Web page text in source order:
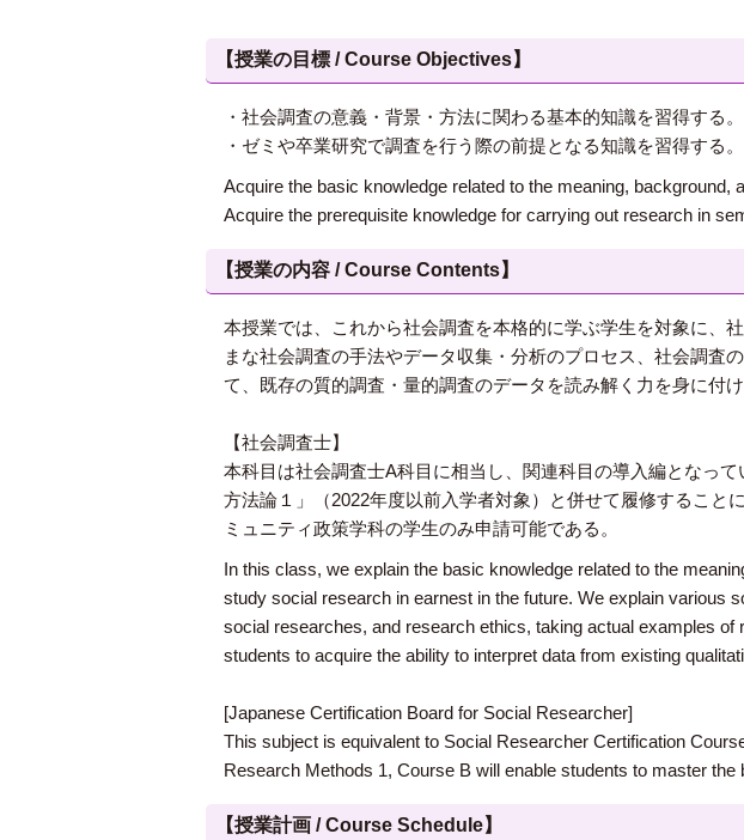
【授業の目標 / Course Objectives】
・社会調査の意義・背景・方法に関わる基本的知識を習得する。
・ゼミや卒業研究で調査を行う際の前提となる知識を習得する。
Acquire the basic knowledge related to the meaning, background,
Acquire the prerequisite knowledge for carrying out research in
【授業の内容 / Course Contents】
本授業では、これから社会調査を本格的に学ぶ学生を対象に、
まな社会調査の手法やデータ収集・分析のプロセス、社会調査
て、既存の質的調査・量的調査のデータを読み解く力を身に付け
【社会調査士】
本科目は社会調査士A科目に相当し、関連科目の導入編となっ
方法論１」（2022年度以前入学者対象）と併せて履修すること
ミュニティ政策学科の学生のみ申請可能である。
In this class, we explain the basic knowledge related to the
study social research in earnest in the future. We explain various
social researches, and research ethics, taking actual examples
students to acquire the ability to interpret data from existing
[Japanese Certification Board for Social Researcher]
This subject is equivalent to Social Researcher Certification
Research Methods 1, Course B will enable students to master
【授業計画 / Course Schedule】